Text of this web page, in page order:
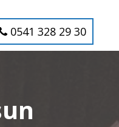
0541 328 29 30